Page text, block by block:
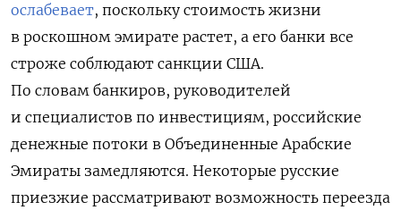
ослабевает, поскольку стоимость жизни
в роскошном эмирате растет, а его банки все
строже соблюдают санкции США.
По словам банкиров, руководителей
и специалистов по инвестициям, российские
денежные потоки в Объединенные Арабские
Эмираты замедляются. Некоторые русские
приезжие рассматривают возможность переезда